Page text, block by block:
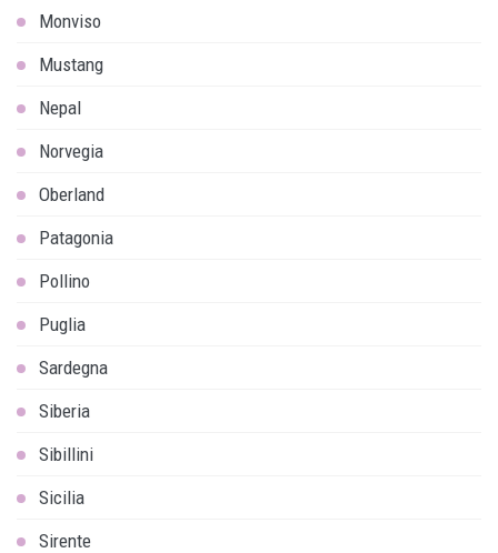
Monviso
Mustang
Nepal
Norvegia
Oberland
Patagonia
Pollino
Puglia
Sardegna
Siberia
Sibillini
Sicilia
Sirente